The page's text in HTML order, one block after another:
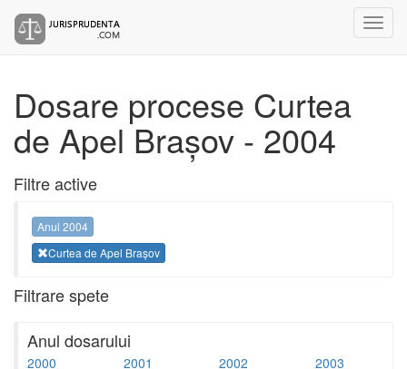
Dosare procese Curtea
de Apel Brașov - 2004
Filtre active
Anul 2004
Curtea de Apel Brașov
Filtrare spete
Anul dosarului
2000 2001 2002
2003